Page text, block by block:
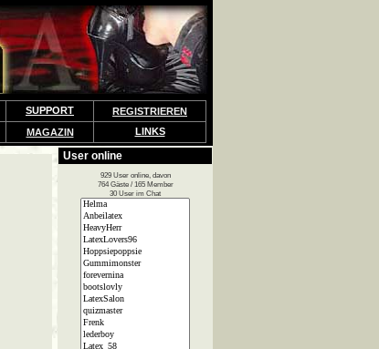
SUPPORT
REGISTRIEREN
MAGAZIN LINKS
User online
929 User online, davon
764 Gäste / 165 Member
30 User im Chat